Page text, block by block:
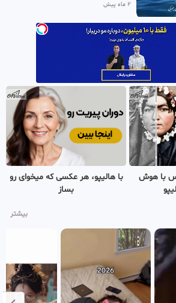
2 ماه پیش
0:02:21
آیا 313 یار امام زمان(ع)در
زمان ظهور زنده اند یا رجعت
میکنند؟
MHP
2 ماه پیش
0:04:21
آیا حضرت موقع ظهور خانه
کعبه را خراب می کنند؟
MHP
2 ماه پیش
0:02:24
آیا شیعه گناهکار مورد
پذیرش امام زمان قرار
میگیرد ؟ !
MHP
با هوش
با هالیپو، هر عکسی که میخوای رو
بساز
بیشتر